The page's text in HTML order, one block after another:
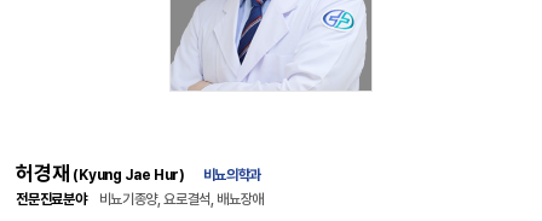
허경재 (Kyung Jae Hur)
비뇨의학과
전문진료분야
비뇨기종양, 요로결석, 배뇨장애